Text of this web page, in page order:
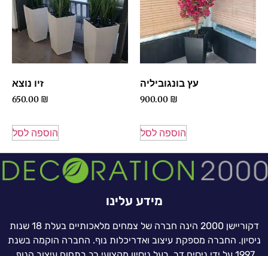
עץ בונגוביליה
900.00 ₪
הוספה לסל
זיו נוצא
650.00 ₪
הוספה לסל
מידע עלינו
דקוריישן 2000 הינה חברה של צמחים מלאכותיים בעלת 18 שנות
ניסיון. החברה מספקת עיצוב ואדריכלות נוף. החברה הוקמה בשנת